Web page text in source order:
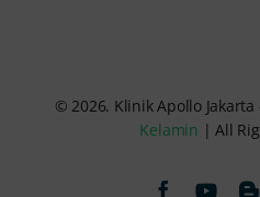
© 2026. Klinik Apollo Jakarta
Kelamin | All